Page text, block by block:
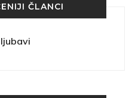
ČLANCI